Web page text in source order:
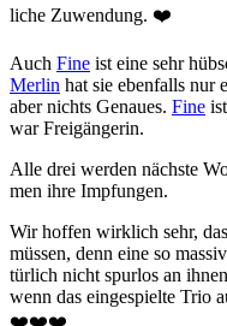
liche Zu­wend­ung. ❤️
Auch Fine ist eine sehr
Merlin hat sie eben­falls nur
aber nichts Genaues. Fine
war Frei­gäng­er­in.
Alle drei werden nächste
men ihre Impf­ung­en.
Wir hoffen wirklich sehr,
müss­en, denn eine so
tür­lich nicht spur­los an
wenn das ein­ge­spiel­te Trio
❤️❤️❤️